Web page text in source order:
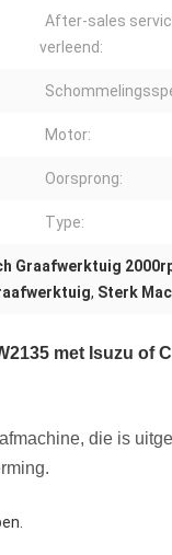
After-sales
verleend:
Motor:
Oorsprong:
Type:
Graafwerktuig
, Sterk
met Isuzu of
die is